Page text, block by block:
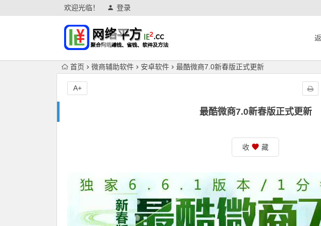
欢迎光临！ 登录
首页 微商辅助软件 安卓软件 最酷微商7.0新春版正式更新
最酷微商7.0新春版正式更新
A+
收 藏